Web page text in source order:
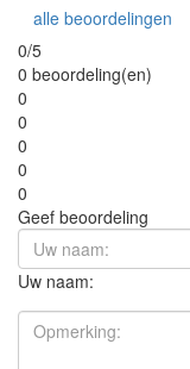
alle beoordelingen
0/5
0 beoordeling(en)
0
0
0
0
0
Geef beoordeling
Uw naam: